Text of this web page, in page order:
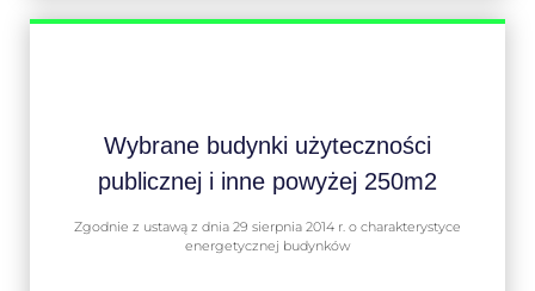
Wybrane budynki użyteczności
publicznej i inne powyżej 250m2
Zgodnie z ustawą z dnia 29 sierpnia 2014 r. o charakterystyce
energetycznej budynków